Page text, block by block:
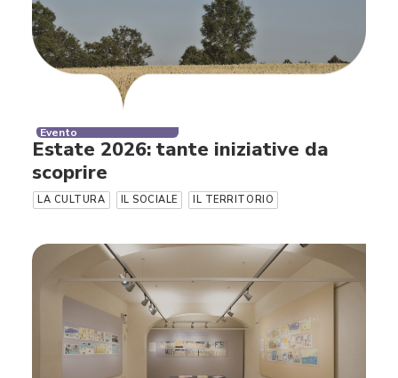
Evento
Estate 2026: tante iniziative da
scoprire
LA CULTURA IL SOCIALE IL TERRITORIO